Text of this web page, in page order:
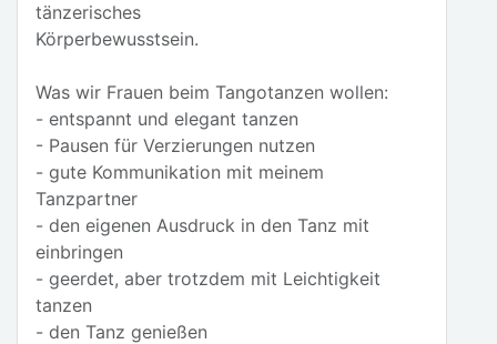
tänzerisches
Körperbewusstsein.
Was wir Frauen beim Tangotanzen wollen:
- entspannt und elegant tanzen
- Pausen für Verzierungen nutzen
- gute Kommunikation mit meinem
Tanzpartner
- den eigenen Ausdruck in den Tanz mit
einbringen
- geerdet, aber trotzdem mit Leichtigkeit
tanzen
- den Tanz genießen